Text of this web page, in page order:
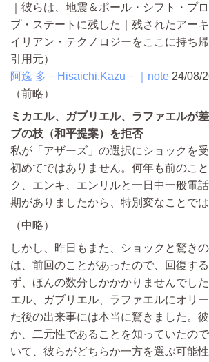
｜彼らは、地震＆ポール・シフト・プ
プ・ステートに残した｜残されたアー
イリアン・テクノロジーをここに持ち
引用元）
阿逸 多－Hisaichi.Kazu－｜note 24/08/
（前略）
ミカエル、ガブリエル、ラファエルが
ブの枝（和平提案）を拒否
私が「アザーズ」の選択にショックを
初めてではありません。何年も前のこ
ク、エンキ、エンリルと一日中一般電
期がありましたから、特別変なことでは
（中略）
しかし、昨日もまた、ショックと驚き
は、前回のことがあったので、回復す
ず、ほんの数分しかかかりませんでし
エル、ガブリエル、ラファエルにオリ
た後の出来事には本当に驚きました。
か、二元性であることを知っていたの
いて、彼らがどちらか一方を選ぶ可能